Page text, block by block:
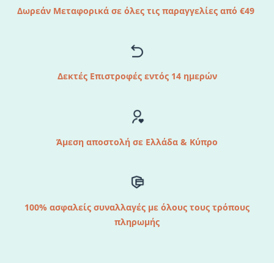
Δωρεάν Μεταφορικά σε όλες τις παραγγελίες από €49
Δεκτές Επιστροφές εντός 14 ημερών
Άμεση αποστολή σε Ελλάδα & Κύπρο
100% ασφαλείς συναλλαγές με όλους τους τρόπους
πληρωμής